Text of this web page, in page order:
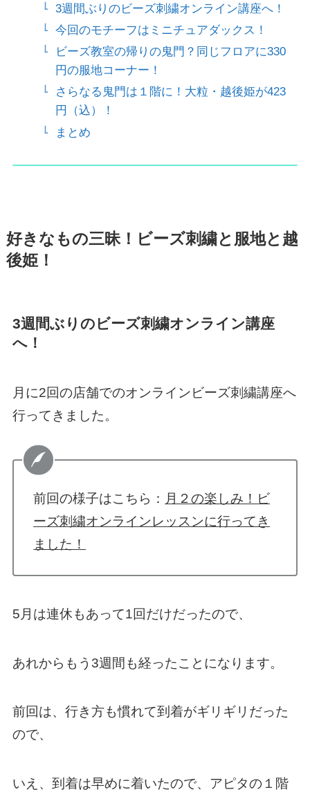
3週間ぶりのビーズ刺繍オンライン講座へ！
今回のモチーフはミニチュアダックス！
ビーズ教室の帰りの鬼門？同じフロアに330
円の服地コーナー！
さらなる鬼門は１階に！大粒・越後姫が423
円（込）！
まとめ
好きなもの三昧！ビーズ刺繍と服地と越
後姫！
3週間ぶりのビーズ刺繍オンライン講座
へ！
月に2回の店舗でのオンラインビーズ刺繍講座へ
行ってきました。
前回の様子はこちら： 月２の楽しみ！ビ
ーズ刺繍オンラインレッスンに行ってき
ました！
5月は連休もあって1回だけだったので、
あれからもう3週間も経ったことになります。
前回は、行き方も慣れて到着がギリギリだった
ので、
いえ、到着は早めに着いたので、アピタの１階